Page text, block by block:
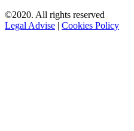
©2020. All rights reserved
Legal Advise | Cookies Policy